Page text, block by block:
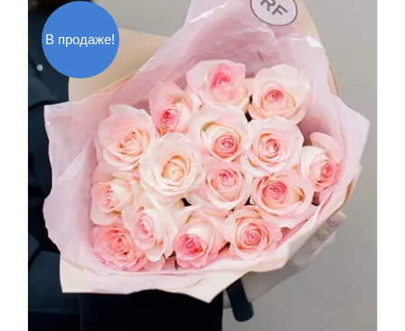
В продаже!